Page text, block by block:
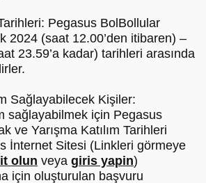
Pegasus BolBollular
2024 (saat 12.00’den itibaren) –
23.59’a kadar) tarihleri arasında
Sağlayabilecek Kişiler:
sağlayabilmek için Pegasus
ve Yarışma Katılım Tarihleri
İnternet Sitesi (Linkleri görmeye
olun veya giris yapin)
için oluşturulan başvuru